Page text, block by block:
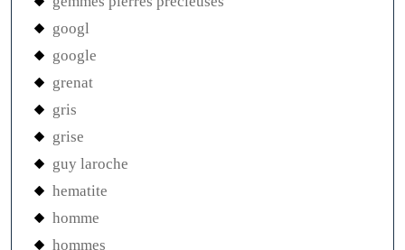
googl
google
grenat
gris
grise
guy laroche
hematite
homme
hommes